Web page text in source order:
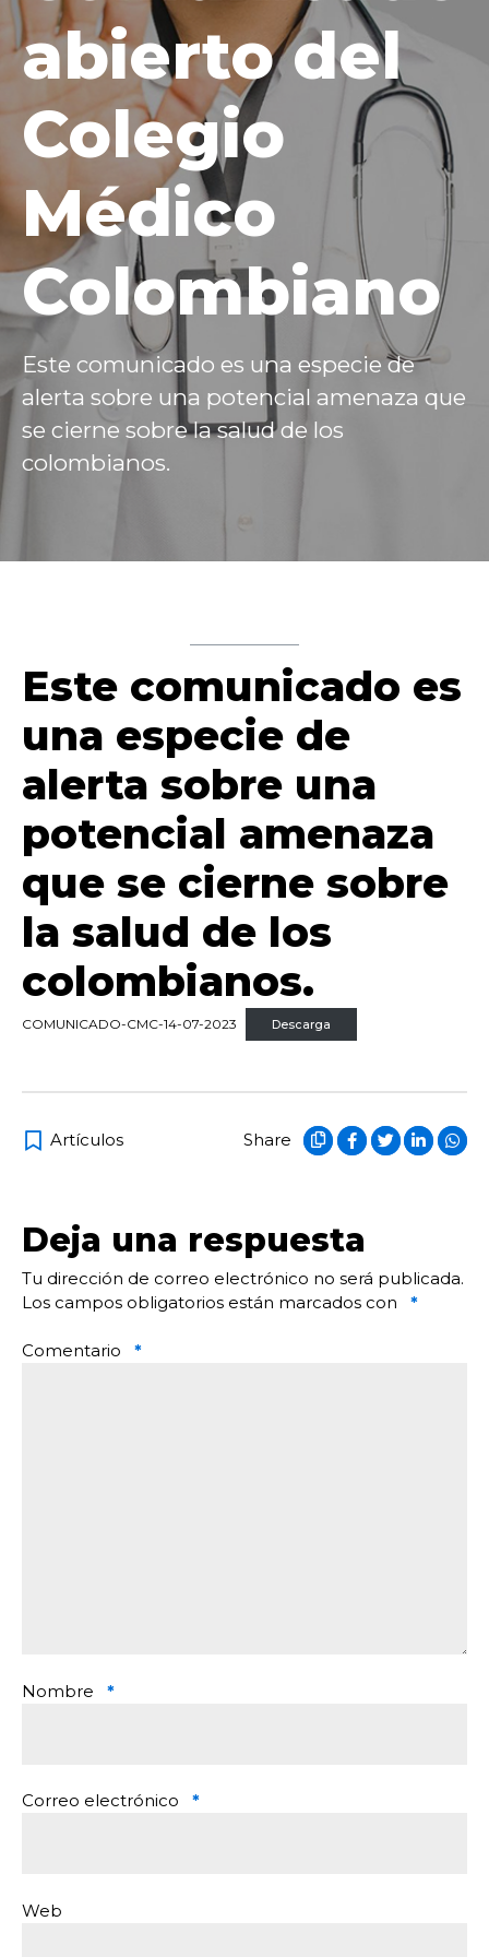
abierto del
Colegio
Médico
Colombiano
Este comunicado es una especie de
alerta sobre una potencial amenaza que
se cierne sobre la salud de los
colombianos.
Este comunicado es
una especie de
alerta sobre una
potencial amenaza
que se cierne sobre
la salud de los
colombianos.
COMUNICADO-CMC-14-07-2023 Descarga
Share
Artículos
Deja una respuesta
Tu dirección de correo electrónico no será publicada.
Los campos obligatorios están marcados con
*
Comentario *
Nombre *
Correo electrónico *
Web